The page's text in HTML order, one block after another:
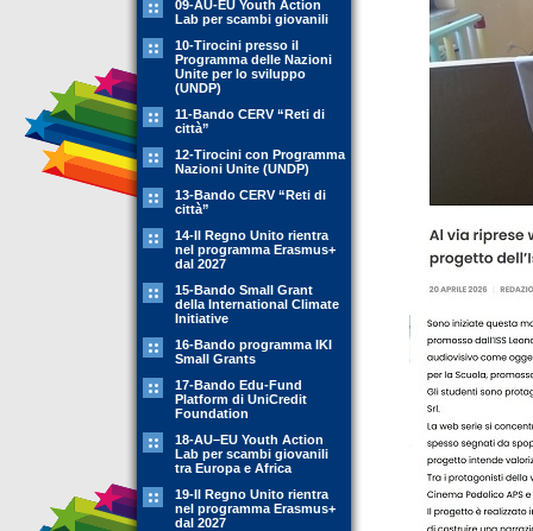
09-AU-EU Youth Action
Lab per scambi giovanili
10-Tirocini presso il
Programma delle Nazioni
Unite per lo sviluppo
(UNDP)
11-Bando CERV “Reti di
città”
12-Tirocini con Programma
Nazioni Unite (UNDP)
13-Bando CERV “Reti di
città”
14-Il Regno Unito rientra
nel programma Erasmus+
dal 2027
15-Bando Small Grant
della International Climate
Initiative
16-Bando programma IKI
Small Grants
17-Bando Edu-Fund
Platform di UniCredit
Foundation
18-AU–EU Youth Action
Lab per scambi giovanili
tra Europa e Africa
19-Il Regno Unito rientra
nel programma Erasmus+
dal 2027